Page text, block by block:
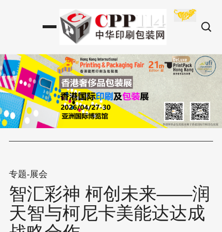
专题-展会
智汇彩神 柯创未来——润
天智与柯尼卡美能达达成